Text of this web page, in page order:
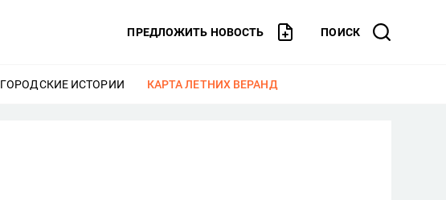
ПРЕДЛОЖИТЬ НОВОСТЬ ПОИСК
ЕЩЕ
ГОРОДСКИЕ ИСТОРИИ ЕЩЕ
КАРТА ЛЕТНИХ ВЕРАНД